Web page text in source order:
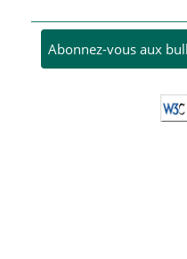
Abonnez-vous aux